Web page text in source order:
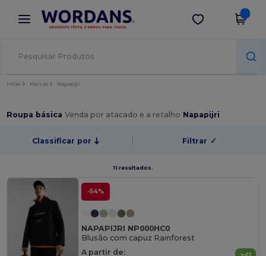
× App Wordans
Melhores preços na app!
Obter app
Início Marcas Napapijri
Roupa básicaVenda por atacado e a retalho Napapijri
Classificar por Filtrar ✓
11 resultados.
-54%
NAPAPIJRI NP000HC0
Blusão com capuz Rainforest
A partir de: